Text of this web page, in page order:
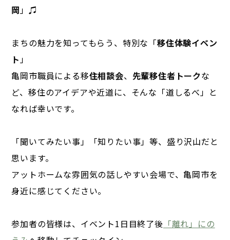
岡」♫
まちの魅力を知ってもらう、特別な「移住体験イベン
ト」
亀岡市職員による移住相談会、 先輩移住者トークな
ど、移住のアイデアや近道に、そんな「道しるべ」と
なれば幸いです。
「聞いてみたい事」「知りたい事」等、盛り沢山だと
思います。
アットホームな雰囲気の話しやすい会場で、亀岡市を
身近に感じてください。
参加者の皆様は、イベント1日目終了後 「離れ」にの